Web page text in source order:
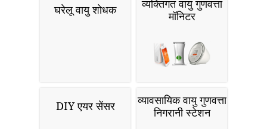
घरेलू वायु शोधक
व्यक्तिगत वायु गुणवत्ता
मॉनिटर
DIY एयर सेंसर
व्यावसायिक वायु गुणवत्ता
निगरानी स्टेशन